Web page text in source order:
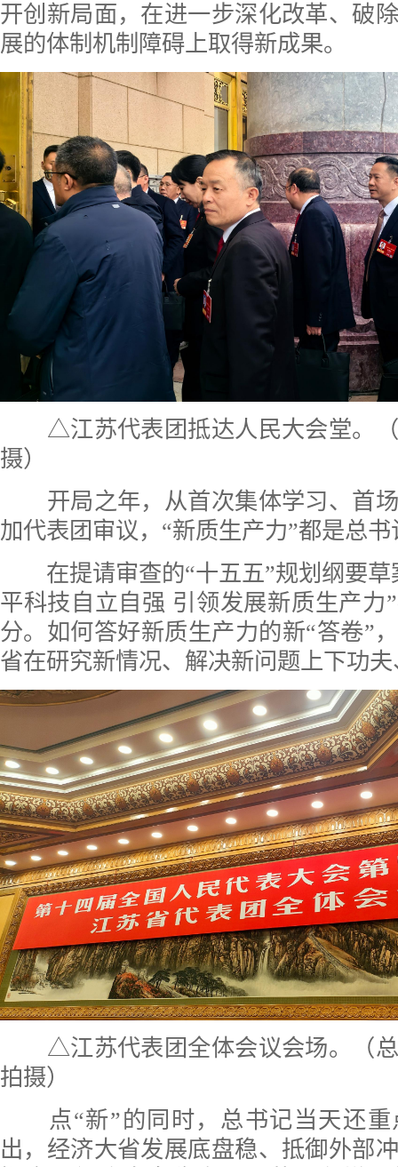
开创新局面，在进一步深化改革、破
展的体制机制障碍上取得新成果。
△江苏代表团抵达人民大会堂。（
摄）
开局之年，从首次集体学习、首场
加代表团审议，“新质生产力”都是总
在提请审查的“十五五”规划纲要草
平科技自立自强 引领发展新质生产力
分。如何答好新质生产力的新“答卷”
省在研究新情况、解决新问题上下功
△江苏代表团全体会议会场。（总
拍摄）
点“新”的同时，总书记当天还重
出，经济大省发展底盘稳、抵御外部